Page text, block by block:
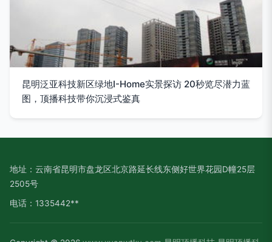
昆明泛亚科技新区绿地I-Home实景探访 20秒览尽潜力蓝
图，顶播科技带你沉浸式鉴真
地址：云南省昆明市盘龙区北京路延长线东侧好世界花园D幢25层
2505号
电话：1335442**